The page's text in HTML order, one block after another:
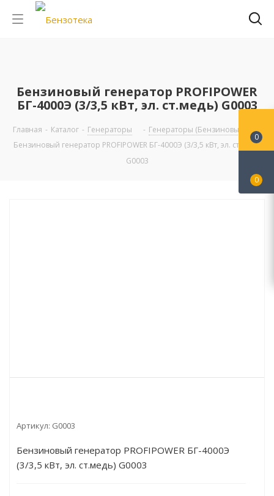
Бензиновый генератор PROFIPOWER
БГ-4000Э (3/3,5 кВт, эл. ст.медь) G0003
Главная - Каталог - Генераторы - Генераторы (Бензиновые)
-
Бензиновый генератор PROFIPOWER БГ-4000Э (3/3,5 кВт, эл. ст.медь)
G0003
Артикул: G0003
Бензиновый генератор PROFIPOWER БГ-4000Э
(3/3,5 кВт, эл. ст.медь) G0003
0
0